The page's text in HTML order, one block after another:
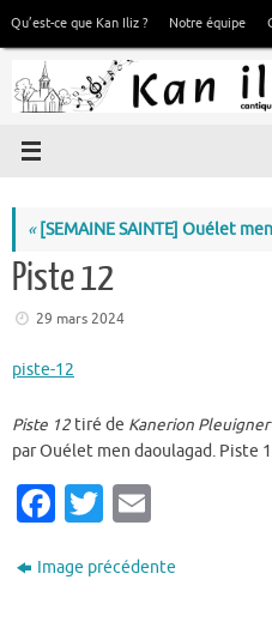
contenu
Qu’est-ce que Kan Iliz ? Notre équipe
«[SEMAINE SAINTE] Ouélet
Piste 12
29 mars 2024
piste-12
Piste 12 tiré de Kanerion
par Ouélet men daoulagad. Piste
Fa
e
T
it ai
Image précédente